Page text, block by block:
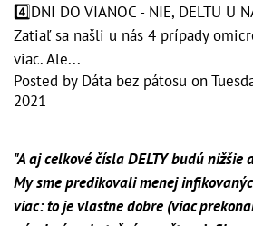
4️⃣DNI DO VIANOC - NIE, DELTU U
Zatiaľ sa našli u nás 4 prípady
viac. Ale...
Posted by Dáta bez pátosu on
2021
"A aj celkové čísla DELTY budú nižšie
My sme predikovali menej
viac: to je vlastne dobre (viac